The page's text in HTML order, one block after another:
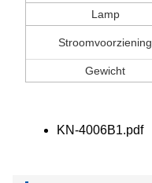
Lamp
Stroomvoorziening
Gewicht
KN-4006B1.pdf